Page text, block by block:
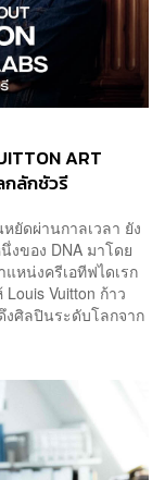
ART
กลักชัวรี
ยัดผ่านกาลเวลา ยัง
งของ DNA มาโดย
หน่งครีเอทีฟไดเรก
Vuitton ก้าว
ศิลปินระดับโลกจาก